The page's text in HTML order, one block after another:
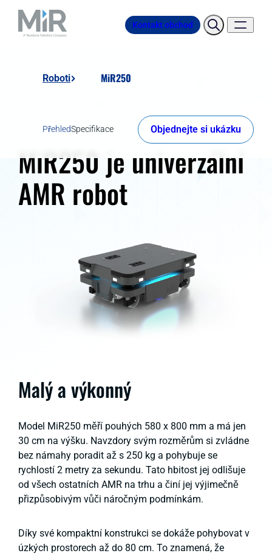
Kontakt obchod
Roboti MiR250
PřehledSpecifikace Objednejte si ukázku
MiR250 je univerzální
AMR robot
Malý a výkonný
Model MiR250 měří pouhých 580 x 800 mm a má jen
30 cm na výšku. Navzdory svým rozměrům si zvládne
bez námahy poradit až s 250 kg a pohybuje se
rychlostí 2 metry za sekundu. Tato hbitost jej odlišuje
od všech ostatních AMR na trhu a činí jej výjimečně
přizpůsobivým vůči náročným podmínkám.
Díky své kompaktní konstrukci se dokáže pohybovat v
úzkých prostorech až do 80 cm. To znamená, že